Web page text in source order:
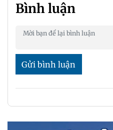
Bình luận
Gửi bình luận